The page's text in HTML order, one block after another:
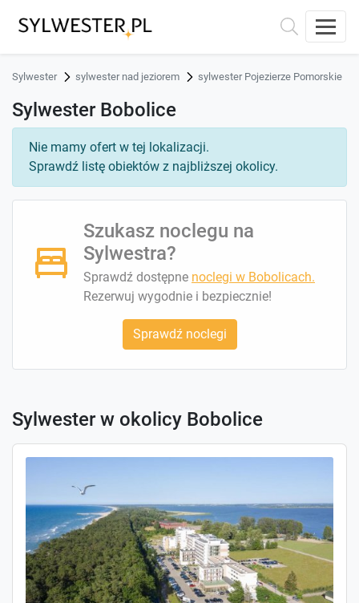
Sylwester sylwester nad jeziorem sylwester Pojezierze Pomorskie
Sylwester Bobolice
Nie mamy ofert w tej lokalizacji.
Sprawdź listę obiektów z najbliższej okolicy.
Szukasz noclegu na
Sylwestra?
Sprawdź dostępne noclegi w Bobolicach.
Rezerwuj wygodnie i bezpiecznie!
Sprawdź noclegi
Sylwester w okolicy Bobolice